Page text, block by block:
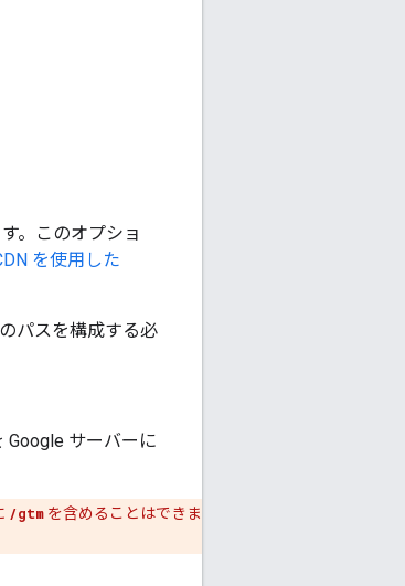
。このオプショ
を使用した
パスを構成する必
Google サーバーに
/gtm を含めることはできま